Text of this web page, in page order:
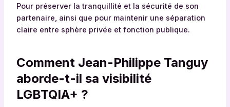
Pour préserver la tranquillité et la sécurité de son
partenaire, ainsi que pour maintenir une séparation
claire entre sphère privée et fonction publique.
Comment Jean-Philippe Tanguy
aborde-t-il sa visibilité
LGBTQIA+ ?